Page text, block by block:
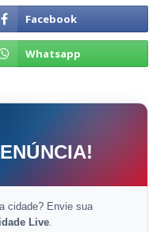
cidade? Envie sua
Live